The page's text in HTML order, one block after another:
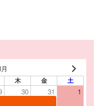
木 金 土
30 31 1